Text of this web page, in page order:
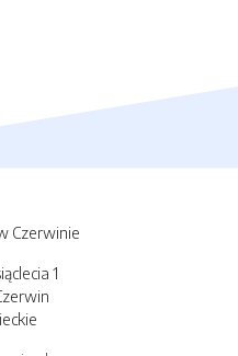
Czerwinie
1